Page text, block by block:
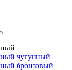
чугунный
бронзовый